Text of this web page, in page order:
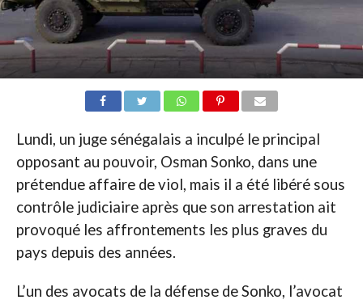
Lundi, un juge sénégalais a inculpé le principal
opposant au pouvoir, Osman Sonko, dans une
prétendue affaire de viol, mais il a été libéré sous
contrôle judiciaire après que son arrestation ait
provoqué les affrontements les plus graves du
pays depuis des années.
L’un des avocats de la défense de Sonko, l’avocat